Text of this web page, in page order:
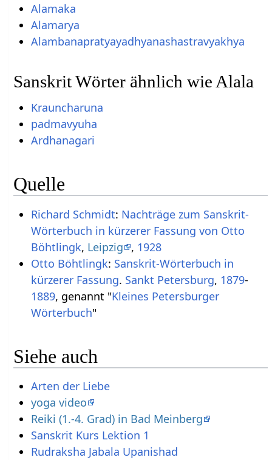
Alamaka
Alamarya
Alambanapratyayadhyanashastravyakhya
Sanskrit Wörter ähnlich wie Alala
Krauncharuna
padmavyuha
Ardhanagari
Quelle
Richard Schmidt: Nachträge zum Sanskrit-
Wörterbuch in kürzerer Fassung von Otto
Böhtlingk, Leipzig , 1928
Otto Böhtlingk: Sanskrit-Wörterbuch in
kürzerer Fassung. Sankt Petersburg, 1879-
1889, genannt "Kleines Petersburger
Wörterbuch"
Siehe auch
Arten der Liebe
yoga video
Reiki (1.-4. Grad) in Bad Meinberg
Sanskrit Kurs Lektion 1
Rudraksha Jabala Upanishad